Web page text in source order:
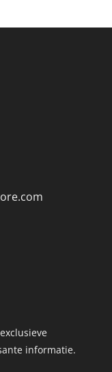
informatie.